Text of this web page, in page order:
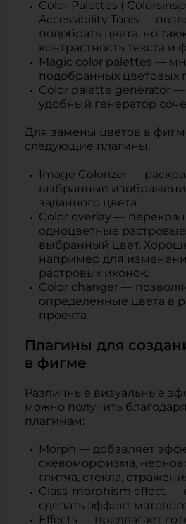
Color Palettes (
Accessibility Tools —
подобрать цвета, но
контрастность текста и
Magic color palettes —
подобранных цветовых
Color palette generator —
удобный генератор
Для замены цветов в
следующие плагины:
Image Colorizer —
выбранные
заданного цвета
Color overlay —
одноцветные
выбранный цвет.
например для
растровых иконок.
Color changer —
определенные цвета в
проекта
Плагины для
в фигме
Различные визуальные
можно получить
плагинам:
Morph — добавляет
скевоморфизма,
глитча, стекла,
Glass-morphism effect —
сделать эффект
Effects — предлагает